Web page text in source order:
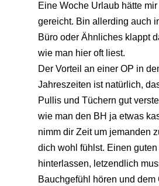
Eine Woche Urlaub hätte
gereicht. Bin allerding auch
Büro oder Ähnliches klappt
wie man hier oft liest.
Der Vorteil an einer OP in
Jahreszeiten ist natürlich,
Pullis und Tüchern gut
wie man den BH ja etwas
nimm dir Zeit um jemanden
dich wohl fühlst. Einen
hinterlassen, letzendlich
Bauchgefühl hören und